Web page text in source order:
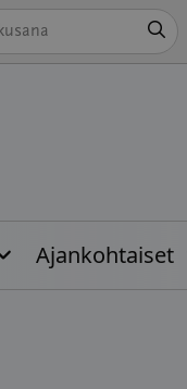
Ajankohtaiset